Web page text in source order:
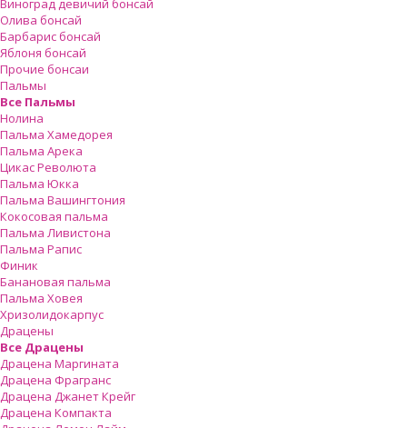
Виноград девичий бонсай
Олива бонсай
Барбарис бонсай
Яблоня бонсай
Прочие бонсаи
Пальмы
Все Пальмы
Нолина
Пальма Хамедорея
Пальма Арека
Цикас Революта
Пальмa Юкка
Пальма Вашингтония
Кокосовая пальма
Пальма Ливистона
Пальма Рапис
Финик
Банановая пальма
Пальма Ховея
Хризолидокарпус
Драцены
Все Драцены
Драцена Маргината
Драцена Фрагранс
Драцена Джанет Крейг
Драцена Компакта